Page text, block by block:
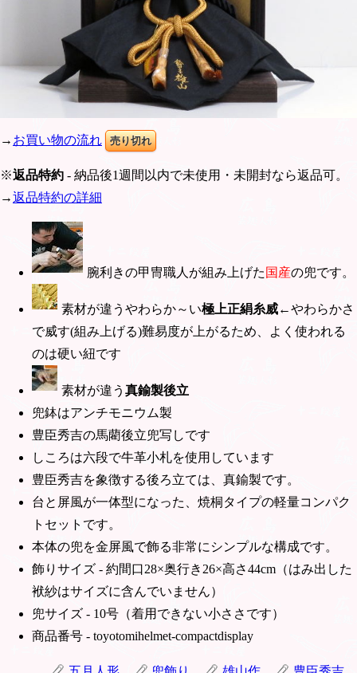
→ お買い物の流れ 売り切れ
※返品特約 - 納品後1週間以内で未使用・未開封なら返品可。
→返品特約の詳細
腕利きの甲冑職人が組み上げた 国産の兜です。
素材が違うやわらか～い極上正絹糸威←やわらかさ
で威す(組み上げる)難易度が上がるため、よく使われる
のは硬い紐です
素材が違う 真鍮製後立
兜鉢はアンチモニウム製
豊臣秀吉の馬藺後立兜写しです
しころは六段で牛革小札を使用しています
豊臣秀吉を象徴する後ろ立ては、真鍮製です。
台と屏風が一体型になった、焼桐タイプの軽量コンパク
トセットです。
本体の兜を金屏風で飾る非常にシンプルな構成です。
飾りサイズ - 約間口28×奥行き26×高さ44cm（はみ出した
袱紗はサイズに含んでいません）
兜サイズ - 10号（着用できない小ささです）
商品番号 - toyotomihelmet-compactdisplay